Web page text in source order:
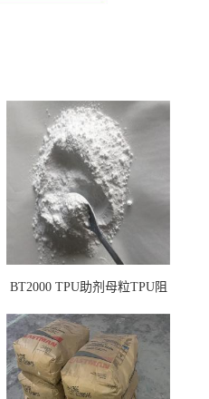
BT2000 TPU助剂母粒TPU阻
剂雾面滑剂防粘剂 TPU抗黄
变剂 抗黄变耐黄剂